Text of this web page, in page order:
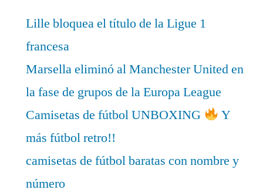
Lille bloquea el título de la Ligue 1
francesa
Marsella eliminó al Manchester United en
la fase de grupos de la Europa League
Camisetas de fútbol UNBOXING
Y
más fútbol retro!!
camisetas de fútbol baratas con nombre y
número